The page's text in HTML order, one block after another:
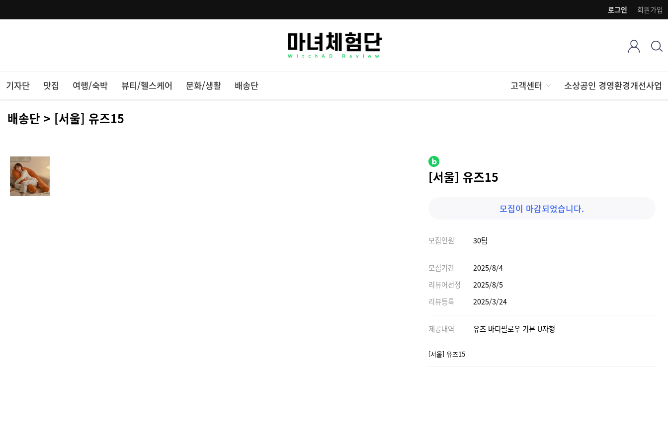
회원가입
로그인
기자단 맛집 여행/숙박 뷰티/헬스케어 문화/생활 배송단 고객센터 소상공인 경영환경개선사업
배송단 > [서울] 유즈15
[서울] 유즈15
모집이 마감되었습니다.
모집인원 30팀
모집기간
2025/8/4
리뷰어선정
2025/8/5
리뷰등록
2025/3/24
제공내역 유즈 바디필로우 기본 U자형
[서울] 유즈15